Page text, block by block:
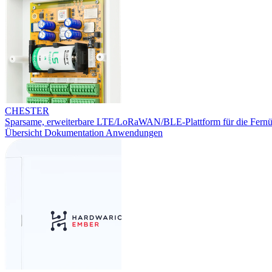
CHESTER
Sparsame, erweiterbare LTE/LoRaWAN/BLE-Plattform für die
Übersicht Dokumentation Anwendungen